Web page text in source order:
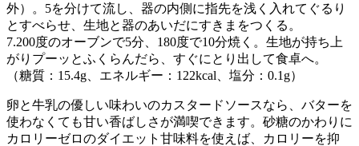
外）。5を分けて流し、器の内側に指先を浅く入れてぐるり
とすべらせ、生地と器のあいだにすきまをつくる。
7.200度のオーブンで5分、180度で10分焼く。生地が持ち上
がりプーッとふくらんだら、すぐにとり出して食卓へ。
（糖質：15.4g、エネルギー：122kcal、塩分：0.1g）
卵と牛乳の優しい味わいのカスタードソースなら、バターを
使わなくても甘い香ばしさが満喫できます。砂糖のかわりに
カロリーゼロのダイエット甘味料を使えば、カロリーを抑